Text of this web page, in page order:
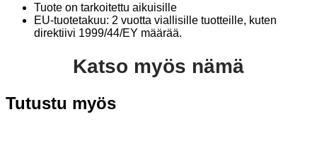
Tuote on tarkoitettu aikuisille
EU-tuotetakuu: 2 vuotta viallisille tuotteille, kuten
direktiivi 1999/44/EY määrää.
Katso myös nämä
Tutustu myös